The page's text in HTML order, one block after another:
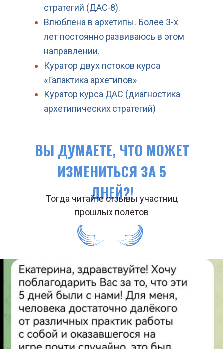
стратегий (ДАС-8).
Влюблена в архетипы. Более 3-х
лет постоянно развиваюсь в этом
направлении.
Куратор двух потоков курса
«Галактика архетипов»
Куратор курса ДАС (диагностика
архетипических стратегий)
ВЫ ДУМАЕТЕ, ЧТО МОЖЕТ
ИЗМЕНИТЬСЯ ЗА 5
ДНЕЙ?!
Тогда читайте отзывы участниц
прошлых полетов